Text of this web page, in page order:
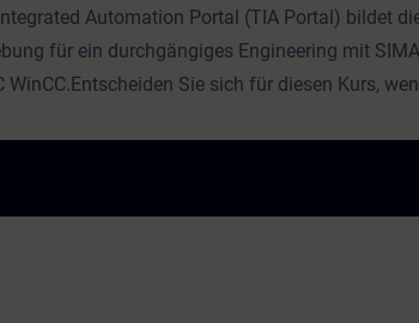
Automation Portal (TIA Portal) bildet
für ein durchgängiges Engineering mit
WinCC.Entscheiden Sie sich für diesen Kurs,
eine höhere Programmiersprache bietet. Ziel
Sprach- und Leistungsumfang der